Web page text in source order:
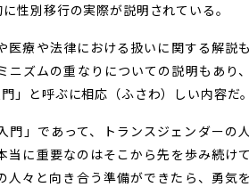
性別移行の実際が説明されている。
療や法律における扱いに関する解説
ズムの重なりについての説明もあり
」と呼ぶに相応（ふさわ）しい内容だ。
」であって、トランスジェンダーの
に重要なのはそこから先を歩み続け
人々と向き合う準備ができたら、勇気